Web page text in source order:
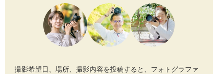
撮影希望日、場所、撮影内容を投稿すると、フォトグラファ